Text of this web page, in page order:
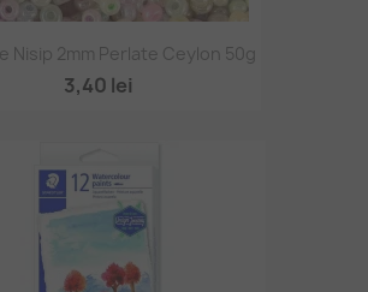
Nisip 2mm Perlate Ceylon 50g
3,40 lei